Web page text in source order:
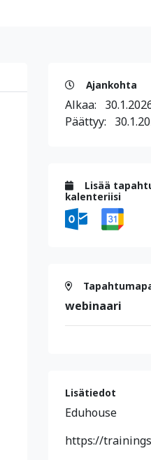
Ajankohta
Alkaa:
Päättyy:
Lisää
kalenteriisi
webinaari
Lisätiedot
Eduhouse
https://